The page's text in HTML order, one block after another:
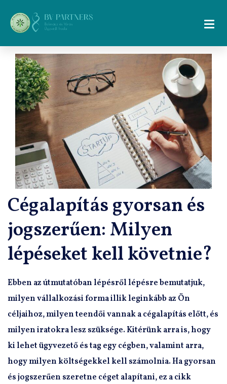
Cégalapítás gyorsan és
jogszerűen: Milyen
lépéseket kell követnie?
Ebben az útmutatóban lépésről lépésre bemutatjuk,
milyen vállalkozási forma illik leginkább az Ön
céljaihoz, milyen teendői vannak a cégalapítás előtt, és
milyen iratokra lesz szüksége. Kitérünk arra is, hogy
ki lehet ügyvezető és tag egy cégben, valamint arra,
hogy milyen költségekkel kell számolnia. Ha gyorsan
és jogszerűen szeretne céget alapítani, ez a cikk